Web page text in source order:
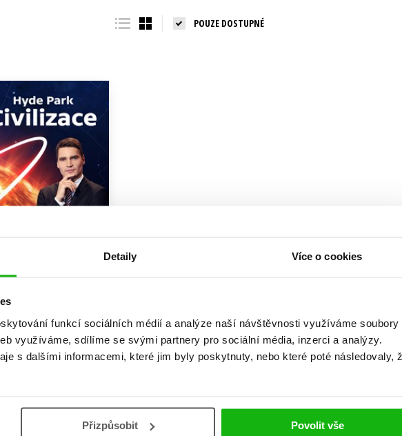
Detaily Více o cookies
funkcí sociálních médií a analýze naší návštěvnosti využíváme soubory
využíváme, sdílíme se svými partnery pro sociální média, inzerci a analýzy.
s dalšími informacemi, které jim byly poskytnuty, nebo které poté následovaly,
Přizpůsobit Povolit vše
Populárně - naučné pro děti
Příroda a zahrada
Young adult (SK)
tituly
POUZE DOSTUPNÉ
Park Civilizace
Gabriela Cihlářová
199 Kč249 Kč
Do košíku
Zobraz záznamů